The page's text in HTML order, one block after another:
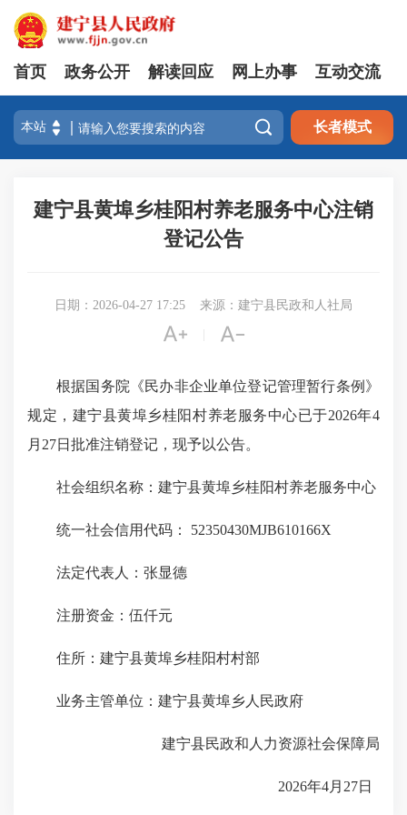
首页 政务公开 解读回应 网上办事 互动交流
 长者模式
建宁县黄埠乡桂阳村养老服务中心注销
登记公告
日期：2026-04-27 17:25 来源：建宁县民政和人社局
 
根据国务院《民办非企业单位登记管理暂行条例》
规定，建宁县黄埠乡桂阳村养老服务中心已于2026年4
月27日批准注销登记，现予以公告。
社会组织名称：建宁县黄埠乡桂阳村养老服务中心
统一社会信用代码： 52350430MJB610166X
法定代表人：张显德
注册资金：伍仟元
住所：建宁县黄埠乡桂阳村村部
业务主管单位：建宁县黄埠乡人民政府
建宁县民政和人力资源社会保障局
2026年4月27日